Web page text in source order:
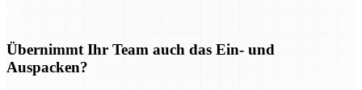
Übernimmt Ihr Team auch das Ein- und
Auspacken?